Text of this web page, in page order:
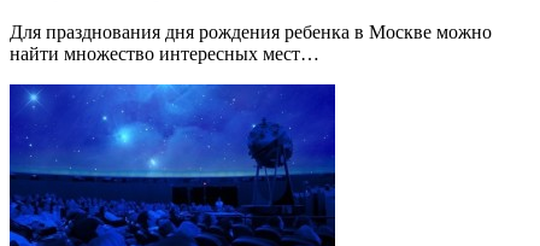
Для празднования дня рождения ребенка в Москве можно
найти множество интересных мест…